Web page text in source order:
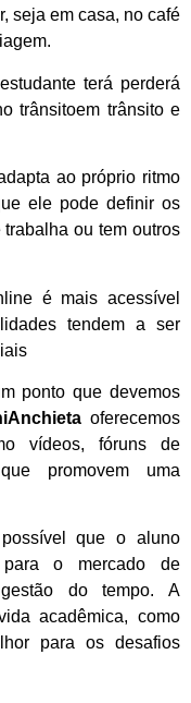
seja em casa, no café
terá perderá
trânsitoem trânsitoe
ao próprio ritmo
ele pode definir os
ou tem outros
é mais acessível
tendem a ser
ponto que devemos
oferecemos
vídeos, fóruns de
promovem uma
que o aluno
para o mercado de
do tempo. A
acadêmica, como
para os desafios